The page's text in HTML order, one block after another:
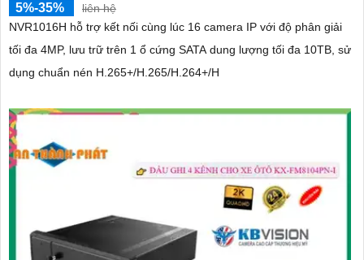
5%-35%
liên hệ
NVR1016H hỗ trợ kết nối cùng lúc 16 camera IP với độ phân giải
tối đa 4MP, lưu trữ trên 1 ổ cứng SATA dung lượng tối đa 10TB, sử
dụng chuẩn nén H.265+/H.265/H.264+/H